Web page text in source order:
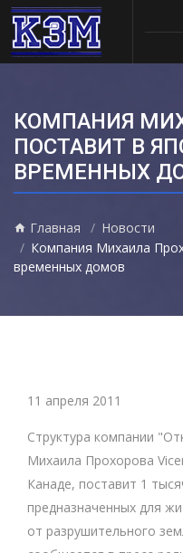
КОМПАНИЯ
ПОСТАВИТ В
ВРЕМЕННЫХ
Главная
Новости
Компания Михаила
временных домов
11 апреля 2011
Структура компании
Михаила Прохорова
Канаде, поставит 1
предназначенных для
от разрушительного